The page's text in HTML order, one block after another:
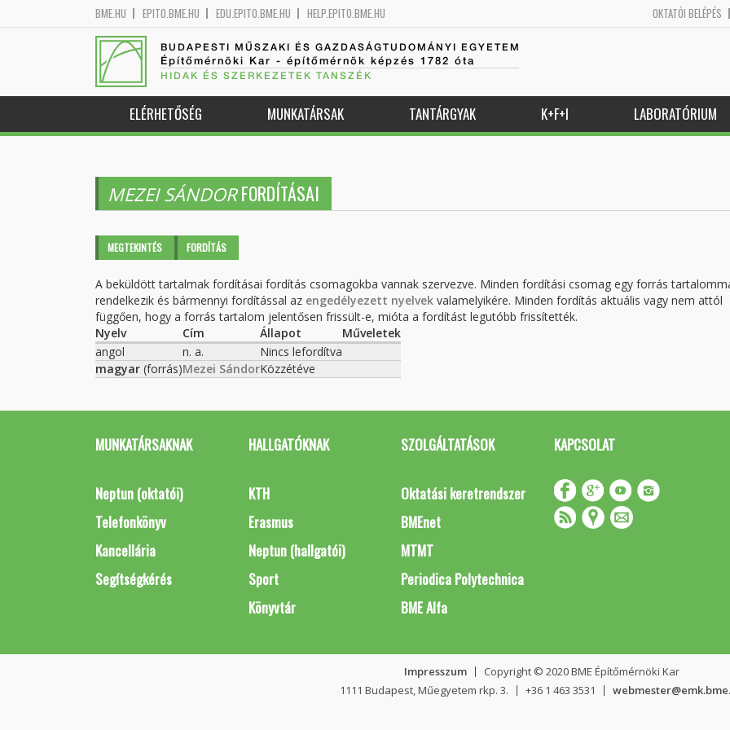
BME.HU EPITO.BME.HU EDU.EPITO.BME.HU HELP.EPITO.BME.HU OKTATÓI BELÉPÉS
BUDAPESTI MŰSZAKI ÉS GAZDASÁGTUDOMÁNYI EGYETEM
Építőmérnöki Kar - építőmérnök képzés 1782 óta
HIDAK ÉS SZERKEZETEK TANSZÉK
ELÉRHETŐSÉG MUNKATÁRSAK TANTÁRGYAK K+F+I LABORATÓRIUM
MEZEI SÁNDORFORDÍTÁSAI
Elsődleges fülek
MEGTEKINTÉS FORDÍTÁS
A beküldött tartalmak fordításai fordítás csomagokba vannak szervezve. Minden fordítási csomag egy forrás
rendelkezik és bármennyi fordítással az engedélyezett nyelvek valamelyikére. Minden fordítás aktuális vagy nem attól
függően, hogy a forrás tartalom jelentősen frissült-e, mióta a fordítást legutóbb frissítették.
Nyelv
Cím Állapot
Műveletek
angol
n. a.
Nincs lefordítva
magyar (forrás)Mezei SándorKözzétéve
MUNKATÁRSAKNAK
Neptun (oktatói)
Telefonkönyv
Kancellária
Segítségkérés
HALLGATÓKNAK
KTH
Erasmus
Neptun (hallgatói)
Sport
Könyvtár
SZOLGÁLTATÁSOK
Oktatási keretrendszer
BMEnet
MTMT
Periodica Polytechnica
BME Alfa
KAPCSOLAT
Impresszum
Copyright © 2020 BME Építőmérnöki Kar
1111 Budapest, Műegyetem rkp. 3.
+36 1 463 3531